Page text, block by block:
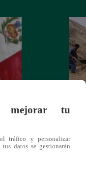
del
Las
mejorar tu
tráfico y personalizar
tus datos se gestionarán